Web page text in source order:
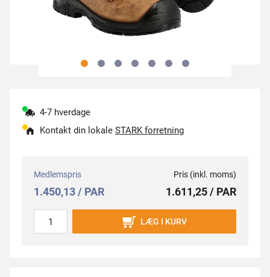
4-7 hverdage
Kontakt din lokale STARK forretning
Medlemspris
1.450,13 / PAR
Pris (inkl. moms)
1.611,25 / PAR
LÆG I KURV